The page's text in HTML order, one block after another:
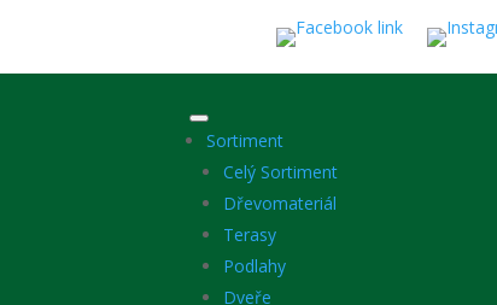
Sortiment
Celý Sortiment
Dřevomateriál
Terasy
Podlahy
Dveře